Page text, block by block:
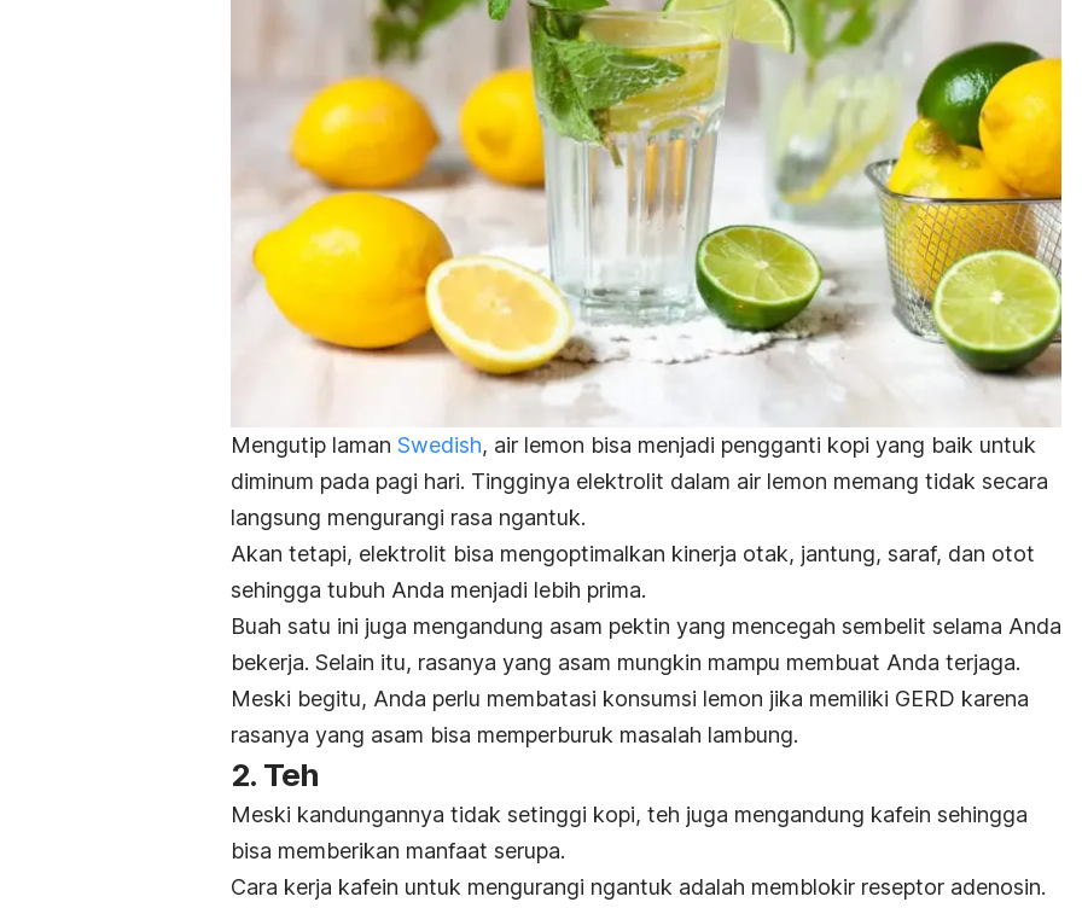
Mengutip laman Swedish, air lemon bisa menjadi pengganti kopi yang baik untuk
diminum pada pagi hari. Tingginya elektrolit dalam air lemon memang tidak secara
langsung mengurangi rasa ngantuk.
Akan tetapi, elektrolit bisa mengoptimalkan kinerja otak, jantung, saraf, dan otot
sehingga tubuh Anda menjadi lebih prima.
Buah satu ini juga mengandung asam pektin yang mencegah sembelit selama Anda
bekerja. Selain itu, rasanya yang asam mungkin mampu membuat Anda terjaga.
Meski begitu, Anda perlu membatasi konsumsi lemon jika memiliki GERD karena
rasanya yang asam bisa memperburuk masalah lambung.
2. Teh
Meski kandungannya tidak setinggi kopi, teh juga mengandung kafein sehingga
bisa memberikan manfaat serupa.
Cara kerja kafein untuk mengurangi ngantuk adalah memblokir reseptor adenosin.